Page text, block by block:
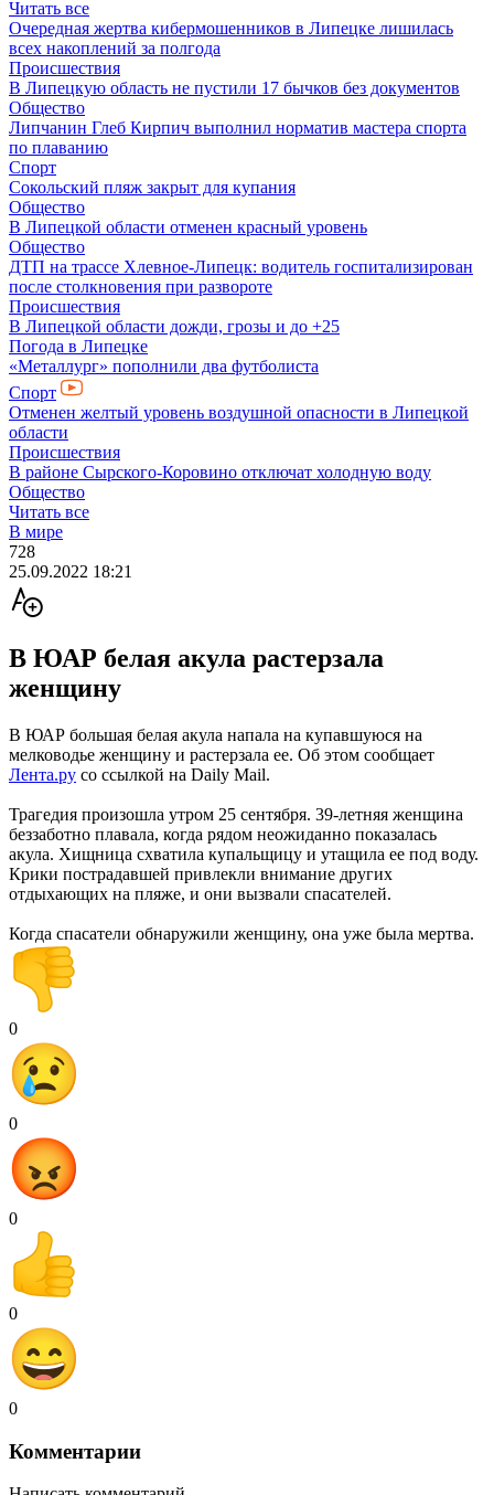
Читать все
Очередная жертва кибермошенников в Липецке лишилась
всех накоплений за полгода
Происшествия
В Липецкую область не пустили 17 бычков без документов
Общество
Липчанин Глеб Кирпич выполнил норматив мастера спорта
по плаванию
Спорт
Сокольский пляж закрыт для купания
Общество
В Липецкой области отменен красный уровень
Общество
ДТП на трассе Хлевное-Липецк: водитель госпитализирован
после столкновения при развороте
Происшествия
В Липецкой области дожди, грозы и до +25
Погода в Липецке
«Металлург» пополнили два футболиста
Спорт
Отменен желтый уровень воздушной опасности в Липецкой
области
Происшествия
В районе Сырского-Коровино отключат холодную воду
Общество
Читать все
В мире
728
25.09.2022 18:21
В ЮАР белая акула растерзала
женщину
В ЮАР большая белая акула напала на купавшуюся на
мелководье женщину и растерзала ее. Об этом сообщает
Лента.ру со ссылкой на Daily Mail.
Трагедия произошла утром 25 сентября. 39-летняя женщина
беззаботно плавала, когда рядом неожиданно показалась
акула. Хищница схватила купальщицу и утащила ее под воду.
Крики пострадавшей привлекли внимание других
отдыхающих на пляже, и они вызвали спасателей.
Когда спасатели обнаружили женщину, она уже была мертва.
0
0
0
0
0
Комментарии